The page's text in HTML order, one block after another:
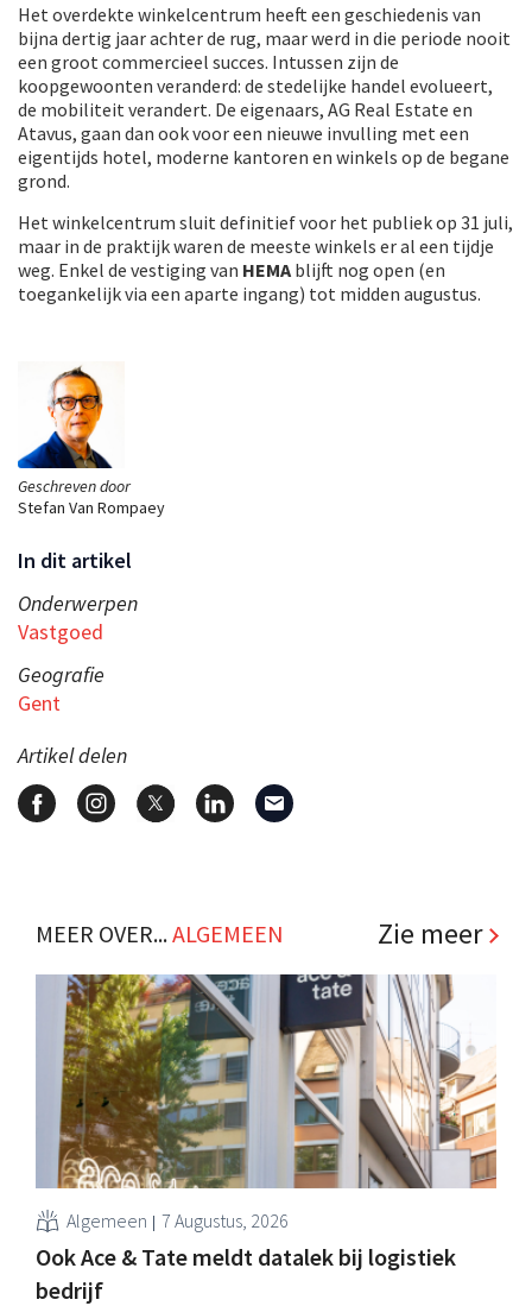
Geschreven door
Stefan Van Rompaey
In dit artikel
Onderwerpen
Vastgoed
Geografie
Gent
Artikel delen
Het overdekte winkelcentrum heeft een geschiedenis van
bijna dertig jaar achter de rug, maar werd in die periode nooit
een groot commercieel succes. Intussen zijn de
koopgewoonten veranderd: de stedelijke handel evolueert,
de mobiliteit verandert. De eigenaars, AG Real Estate en
Atavus, gaan dan ook voor een nieuwe invulling met een
eigentijds hotel, moderne kantoren en winkels op de begane
grond.
Het winkelcentrum sluit definitief voor het publiek op 31 juli,
maar in de praktijk waren de meeste winkels er al een tijdje
weg. Enkel de vestiging van HEMA blijft nog open (en
toegankelijk via een aparte ingang) tot midden augustus.
MEER OVER...ALGEMEEN Zie meer
Algemeen 7 Augustus, 2026
Ook Ace & Tate meldt datalek bij logistiek
bedrijf